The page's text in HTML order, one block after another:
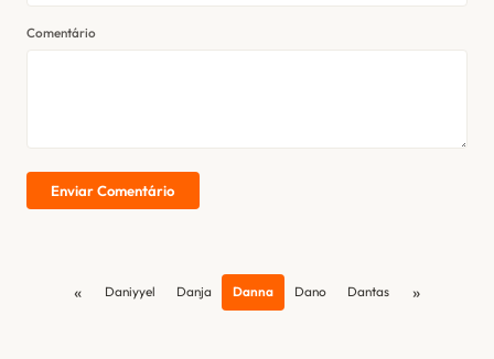
Comentário
Enviar Comentário
« Daniyyel Danja Danna Dano Dantas »